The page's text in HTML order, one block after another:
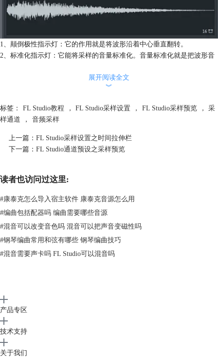
1、颠倒极性指示灯：它的作用就是将波形沿着中心垂直翻转。
2、标准化指示灯：它能将采样的音量标准化。音量标准化就是把波形音
就是说要先计算出波形峰值电平提升到0db的比率，再将波形按照这个标
准比率进行整体音量提升，这样可以在不失真的情况下提高音量。
后慢慢减弱直到消失，然后右声道的声音开始增大。
4、立体声交换指示灯：它能互换采样的左右声道。
5、弯音旋钮：它是用来设置采样的音高偏向，经常用于鼓采样。
6、交叉淡化循环：给采样设置一个循环的区域，该区域中的波形是原来
剪，可以降低内存的使用率。
FL Studio中文网站学习FL Studio教程。
展开阅读全文
︾
标签： FL Studio教程 ， FL Studio采样设置 ， FL Studio采样预览 ，
采
样通道
， 音频采样
上一篇： FL Studio采样设置之时间拉伸栏
下一篇： FL Studio通道预设之采样预览
读者也访问过这里:
#康泰克怎么导入宿主软件 康泰克音源怎么用
#编曲包括配器吗 编曲需要哪些音源
#混音可以改变音色吗 混音可以把声音变磁性吗
#钢琴编曲常用和弦有哪些 钢琴编曲技巧
#混音需要声卡吗 FL Studio可以混音吗
产品专区
技术支持
关于我们